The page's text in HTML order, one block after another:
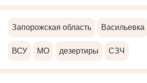
Запорожская область Васильевка
ВСУ МО дезертиры СЗЧ